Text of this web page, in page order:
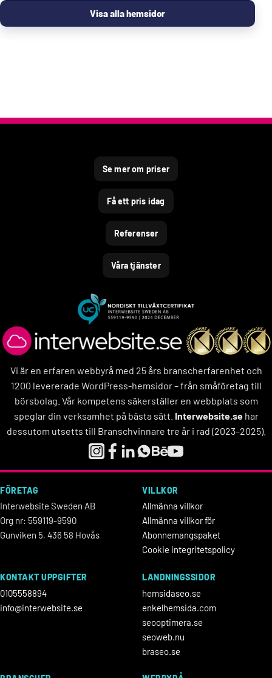
Visa alla hemsidor
Se mer om priser
Få ett pris idag
Referenser
Våra tjänster
Vi är en erfaren webbyrå med 25 års branscherfarenhet och
1200 levererade WordPress-hemsidor – från småföretag till
börsbolag. Vår kompetens säkerställer en webbplats som
speglar din verksamhet på bästa sätt. Interwebsite.sehar
dessutom utsetts till Branschvinnare tre år i rad (2023–2025).
FÖRETAG
Interwebsite Sweden AB
Org nr: 559119-9590
Gunviken 5, 436 58 Hovås
VILLKOR
Allmänna villkor
Allmänna villkor för
Abonnemangspaket
Cookie integritetspolicy
KONTAKT UPPGIFTER
0105558894
info@interwebsite.se
LANDNINGSSIDOR
hemsidaseo.se
enkelhemsida.com
seooptimera.se
seoweb.nu
braseo.se